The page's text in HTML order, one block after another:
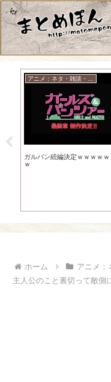
アニメ：ネタ・雑談・ニュース
ガルパン続編決定ｗｗｗｗｗ
ｗ
ホーム アニメ：
主人公のこと裏切って敵側